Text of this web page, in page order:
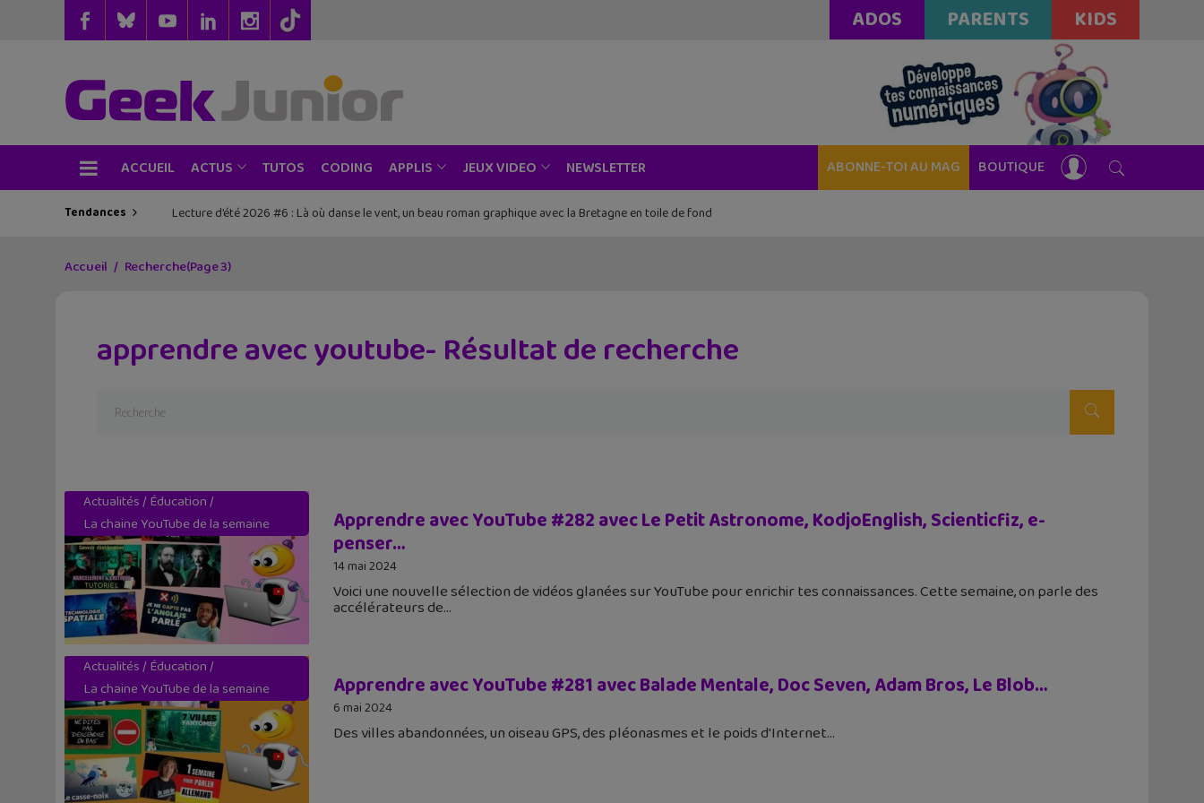
ADOS PARENTS KIDS
ACCUEIL ACTUS TUTOS CODING APPLIS JEUX VIDEO NEWSLETTER ABONNE-TOI AU MAG BOUTIQUE
Tendances Lecture d’été 2026 #6 : Là où danse le vent, un beau roman graphique avec la Bretagne en toile de fond
Accueil Recherche(Page 3)
apprendre avec youtube- Résultat de recherche
Actualités/ Éducation/
La chaine YouTube de la semaine
Apprendre avec YouTube #282 avec Le Petit Astronome, KodjoEnglish, Scienticfiz, e-
penser…
14 mai 2024
Voici une nouvelle sélection de vidéos glanées sur YouTube pour enrichir tes connaissances. Cette semaine, on parle des
accélérateurs de
Actualités/ Éducation/
La chaine YouTube de la semaine
Apprendre avec YouTube #281 avec Balade Mentale, Doc Seven, Adam Bros, Le Blob…
6 mai 2024
Des villes abandonnées, un oiseau GPS, des pléonasmes et le poids d'Internet